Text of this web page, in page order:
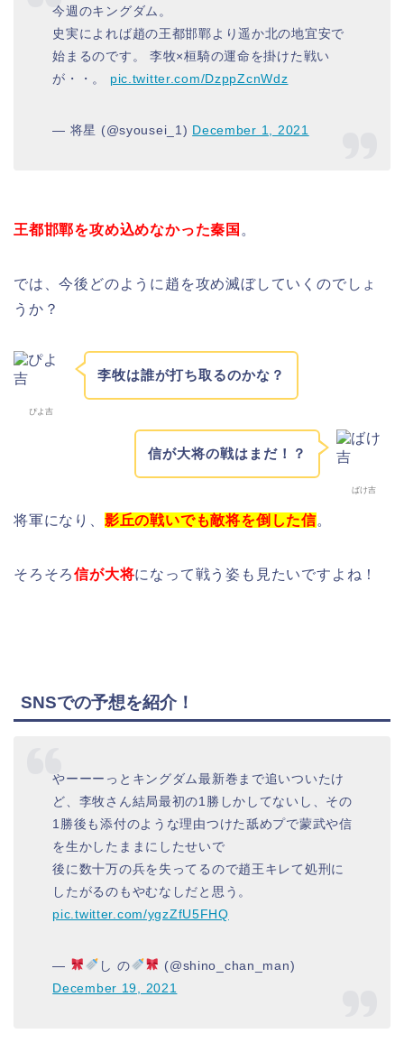
今週のキングダム。
史実によれば趙の王都邯鄲より遥か北の地宜安で
始まるのです。 李牧×桓騎の運命を掛けた戦い
が・・。 pic.twitter.com/DzppZcnWdz
— 将星 (@syousei_1) December 1, 2021
王都邯鄲を攻め込めなかった秦国 。
では、今後どのように趙を攻め滅ぼしていくのでしょ
うか？
ぴよ吉
李牧は誰が打ち取るのかな？
ばけ吉
信が大将の戦はまだ！？
将軍になり、 影丘の戦いでも敵将を倒した信。
そろそろ信が大将になって戦う姿も見たいですよね！
SNSでの予想を紹介！
やーーーっとキングダム最新巻まで追いついたけ
ど、李牧さん結局最初の1勝しかしてないし、その
1勝後も添付のような理由つけた舐めプで蒙武や信
を生かしたままにしたせいで
後に数十万の兵を失ってるので趙王キレて処刑に
したがるのもやむなしだと思う。
pic.twitter.com/ygzZfU5FHQ
— し の
(@shino_chan_man)
December 19, 2021